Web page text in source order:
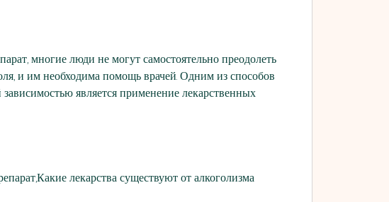
многие люди не могут самостоятельно преодолеть
и им необходима помощь врачей. Одним из способов
является применение лекарственных
лекарства существуют от алкоголизма